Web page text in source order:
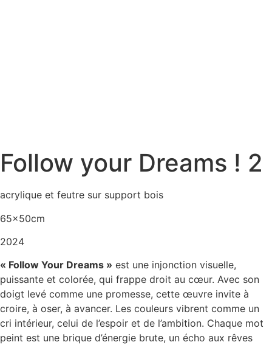
Follow your Dreams ! 2
acrylique et feutre sur support bois
65x50cm
2024
« Follow Your Dreams » est une injonction visuelle,
puissante et colorée, qui frappe droit au cœur. Avec son
doigt levé comme une promesse, cette œuvre invite à
croire, à oser, à avancer. Les couleurs vibrent comme un
cri intérieur, celui de l’espoir et de l’ambition. Chaque mot
peint est une brique d’énergie brute, un écho aux rêves